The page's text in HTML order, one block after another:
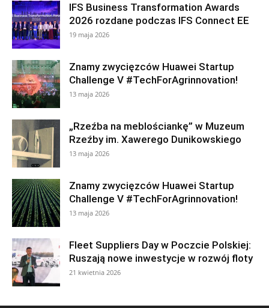
IFS Business Transformation Awards
2026 rozdane podczas IFS Connect EE
19 maja 2026
Znamy zwycięzców Huawei Startup
Challenge V #TechForAgrinnovation!
13 maja 2026
„Rzeźba na meblościankę” w Muzeum
Rzeźby im. Xawerego Dunikowskiego
13 maja 2026
Znamy zwycięzców Huawei Startup
Challenge V #TechForAgrinnovation!
13 maja 2026
Fleet Suppliers Day w Poczcie Polskiej:
Ruszają nowe inwestycje w rozwój floty
21 kwietnia 2026